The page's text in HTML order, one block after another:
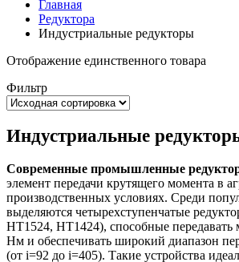
Главная
Редуктора
Индустриальные редукторы
Отображение единственного товара
Фильтр
Индустриальные
Современные промышленные
элемент передачи крутящего момента в
производственных условиях. Среди
выделяются четырехступенчатые
HT1524, HT1424), способные передавать
Нм и обеспечивать широкий диапазон
(от i=92 до i=405). Такие устройства